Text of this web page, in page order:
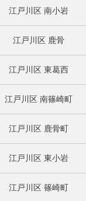
江戸川区 南小岩
江戸川区 鹿骨
江戸川区 東葛西
江戸川区 南篠崎町
江戸川区 鹿骨町
江戸川区 東小岩
江戸川区 篠崎町